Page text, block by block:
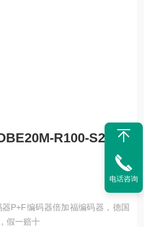
R100-S2EP-
P+F编码器倍加福编码器，德国
假一赔十
电话咨询